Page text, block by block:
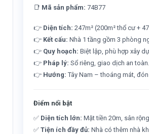
📑 Mã sản phẩm: 74B77
👉 Diện tích: 247m² (200m² thổ cư +
👉 Kết cấu: Nhà 1 tầng gồm 3 phòng
👉 Quy hoạch: Biệt lập, phù hợp xây
👉 Pháp lý: Sổ riêng, giao dịch an toàn.
👉 Hướng: Tây Nam – thoáng mát, đón
Điểm nổi bật
✅ Diện tích lớn: Mặt tiền 20m, sân
✅Tiện ích đầy đủ: Nhà có thêm nhà